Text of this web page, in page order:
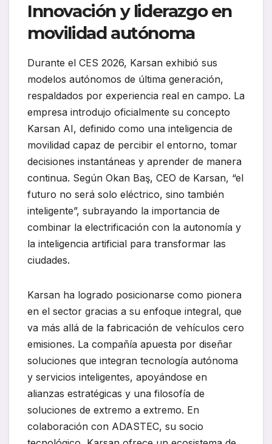
Innovación y liderazgo en
movilidad autónoma
Durante el CES 2026, Karsan exhibió sus
modelos autónomos de última generación,
respaldados por experiencia real en campo. La
empresa introdujo oficialmente su concepto
Karsan AI, definido como una inteligencia de
movilidad capaz de percibir el entorno, tomar
decisiones instantáneas y aprender de manera
continua. Según Okan Baş, CEO de Karsan, “el
futuro no será solo eléctrico, sino también
inteligente”, subrayando la importancia de
combinar la electrificación con la autonomía y
la inteligencia artificial para transformar las
ciudades.
Karsan ha logrado posicionarse como pionera
en el sector gracias a su enfoque integral, que
va más allá de la fabricación de vehículos cero
emisiones. La compañía apuesta por diseñar
soluciones que integran tecnología autónoma
y servicios inteligentes, apoyándose en
alianzas estratégicas y una filosofía de
soluciones de extremo a extremo. En
colaboración con ADASTEC, su socio